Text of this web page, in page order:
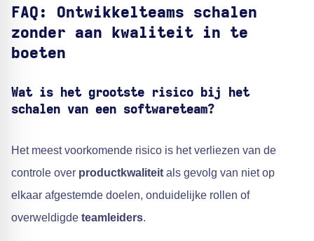
FAQ: Ontwikkelteams schalen
zonder aan kwaliteit in te
boeten
Wat is het grootste risico bij het
schalen van een softwareteam?
Het meest voorkomende risico is het verliezen van de
controle over productkwaliteit als gevolg van niet op
elkaar afgestemde doelen, onduidelijke rollen of
overweldigde teamleiders.